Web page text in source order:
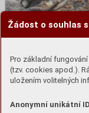
Žádost o souhlas
Pro základní
(tzv. cookies apod.).
uložením volitelných
Anonymní unikátní ID